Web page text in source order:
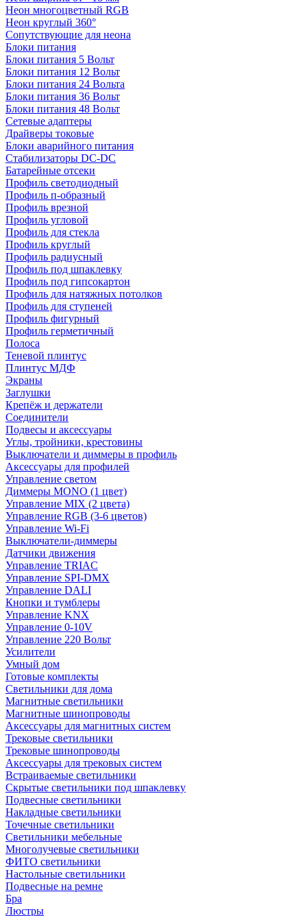
Неон многоцветный RGB
Неон круглый 360°
Сопутствующие для неона
Блоки питания
Блоки питания 5 Вольт
Блоки питания 12 Вольт
Блоки питания 24 Вольта
Блоки питания 36 Вольт
Блоки питания 48 Вольт
Сетевые адаптеры
Драйверы токовые
Блоки аварийного питания
Стабилизаторы DC-DC
Батарейные отсеки
Профиль светодиодный
Профиль п-образный
Профиль врезной
Профиль угловой
Профиль для стекла
Профиль круглый
Профиль радиусный
Профиль под шпаклевку
Профиль под гипсокартон
Профиль для натяжных потолков
Профиль для ступеней
Профиль фигурный
Профиль герметичный
Полоса
Теневой плинтус
Плинтус МДФ
Экраны
Заглушки
Крепёж и держатели
Соединители
Подвесы и аксессуары
Углы, тройники, крестовины
Выключатели и диммеры в профиль
Аксессуары для профилей
Управление светом
Диммеры MONO (1 цвет)
Управление MIX (2 цвета)
Управление RGB (3-6 цветов)
Управление Wi-Fi
Выключатели-диммеры
Датчики движения
Управление TRIAC
Управление SPI-DMX
Управление DALI
Кнопки и тумблеры
Управление KNX
Управление 0-10V
Управление 220 Вольт
Усилители
Умный дом
Готовые комплекты
Светильники для дома
Магнитные светильники
Магнитные шинопроводы
Аксессуары для магнитных систем
Трековые светильники
Трековые шинопроводы
Аксессуары для трековых систем
Встраиваемые светильники
Скрытые светильники под шпаклевку
Подвесные светильники
Накладные светильники
Точечные светильники
Светильники мебельные
Многолучевые светильники
ФИТО светильники
Настольные светильники
Подвесные на ремне
Бра
Люстры